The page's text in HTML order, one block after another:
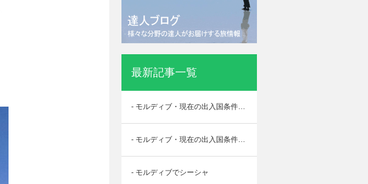
最新記事一覧
- モルディブ・現在の出入国条件について（2024/10月更新）
- モルディブ・現在の出入国条件について
- モルディブでシーシャ